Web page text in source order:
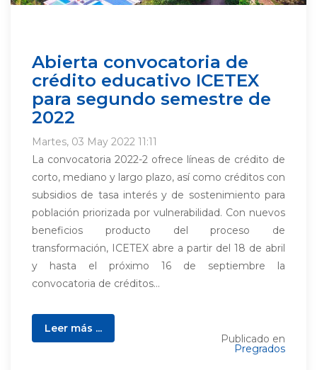
Abierta convocatoria de
crédito educativo ICETEX
para segundo semestre de
2022
Martes, 03 May 2022 11:11
La convocatoria 2022-2 ofrece líneas de crédito de
corto, mediano y largo plazo, así como créditos con
subsidios de tasa interés y de sostenimiento para
población priorizada por vulnerabilidad. Con nuevos
beneficios producto del proceso de
transformación, ICETEX abre a partir del 18 de abril
y hasta el próximo 16 de septiembre la
convocatoria de créditos...
Leer más ...
Publicado en
Pregrados